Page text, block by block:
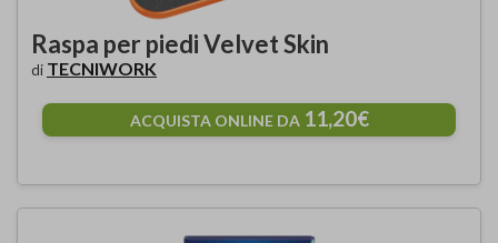
Raspa per piedi Velvet Skin
di TECNIWORK
ACQUISTA ONLINE DA 11,20€